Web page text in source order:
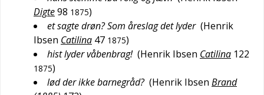
Digte98 1875)
et sagte drøn? Som åreslag det lyder (Henrik
Ibsen Catilina 47 1875)
hist lyder våbenbrag! (Henrik Ibsen Catilina 122
1875)
lød der ikke barnegråd? (Henrik Ibsen Brand